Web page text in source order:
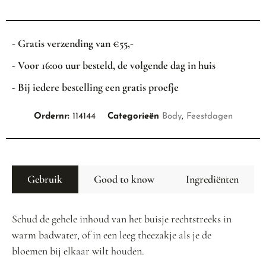
- Gratis verzending van €55,-
- Voor 16:00 uur besteld, de volgende dag in huis
- Bij iedere bestelling een gratis proefje
Ordernr: 114144 Categorieën Body, Feestdagen
Gebruik Good to know Ingrediënten
Schud de gehele inhoud van het buisje rechtstreeks in
warm badwater, of in een leeg theezakje als je de
bloemen bij elkaar wilt houden.